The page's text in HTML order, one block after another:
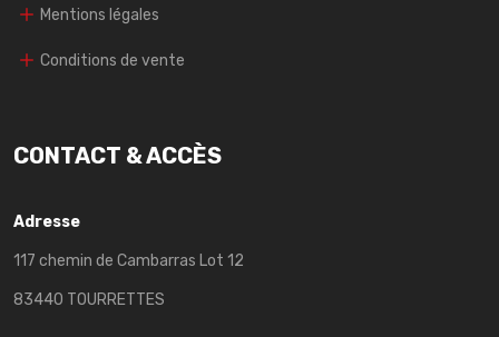
Mentions légales
Conditions de vente
CONTACT & ACCÈS
Adresse
117 chemin de Cambarras Lot 12
83440 TOURRETTES